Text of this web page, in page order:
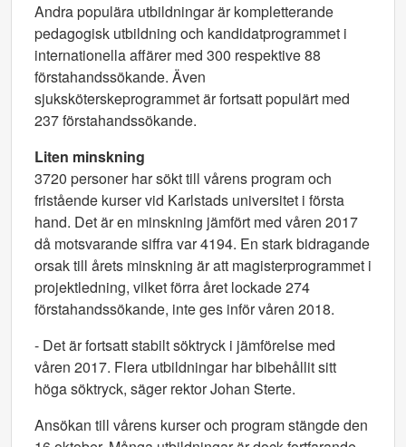
Andra populära utbildningar är kompletterande
pedagogisk utbildning och kandidatprogrammet i
internationella affärer med 300 respektive 88
förstahandssökande. Även
sjuksköterskeprogrammet är fortsatt populärt med
237 förstahandssökande.
Liten minskning
3720 personer har sökt till vårens program och
fristående kurser vid Karlstads universitet i första
hand. Det är en minskning jämfört med våren 2017
då motsvarande siffra var 4194. En stark bidragande
orsak till årets minskning är att magisterprogrammet i
projektledning, vilket förra året lockade 274
förstahandssökande, inte ges inför våren 2018.
- Det är fortsatt stabilt söktryck i jämförelse med
våren 2017. Flera utbildningar har bibehållit sitt
höga söktryck, säger rektor Johan Sterte.
Ansökan till vårens kurser och program stängde den